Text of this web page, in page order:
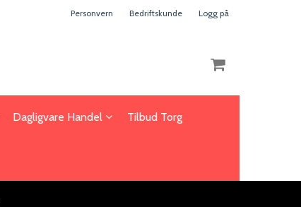
Personvern Bedriftskunde Logg på
Dagligvare Handel Tilbud Torg